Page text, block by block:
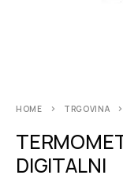
HOME TRGOVINA
DIGITALNI